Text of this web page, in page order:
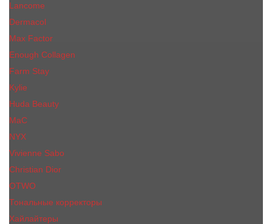
Lancome
Dermacol
Max Factor
Enough Collagen
Farm Stay
Kylie
Huda Beauty
МаС
NYX
Vivienne Sabo
Сhristiаn Diоr
OTWO
Тональные корректоры
Хайлайтеры